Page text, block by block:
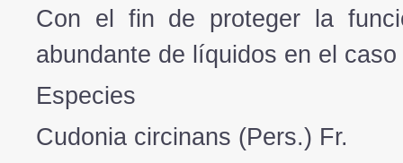
Con el fin de proteger la
abundante de líquidos en el
Especies
Cudonia circinans (Pers.) Fr.